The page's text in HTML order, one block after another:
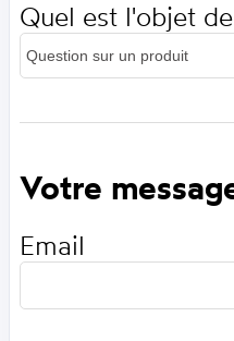
Quel est l'objet
Votre
Email